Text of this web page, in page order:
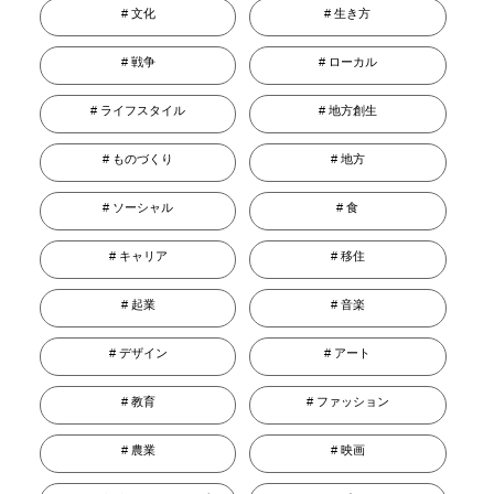
文化 生き方
戦争 ローカル
ライフスタイル 地方創生
ものづくり 地方
ソーシャル 食
キャリア 移住
起業 音楽
デザイン アート
教育 ファッション
農業 映画